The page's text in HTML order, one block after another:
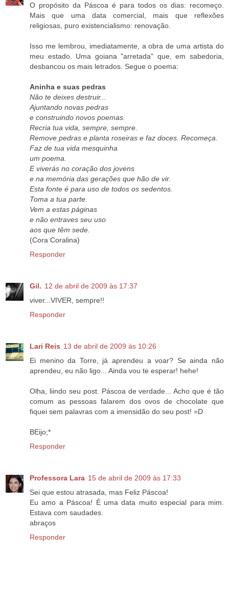
O propósito da Páscoa é para todos os dias: recomeço.
Mais que uma data comercial, mais que reflexões
religiosas, puro existencialismo: renovação.
Isso me lembrou, imediatamente, a obra de uma artista do
meu estado. Uma goiana "arretada" que, em sabedoria,
desbancou os mais letrados. Segue o poema:
Aninha e suas pedras
Não te deixes destruir...
Ajuntando novas pedras
e construindo novos poemas.
Recria tua vida, sempre, sempre.
Remove pedras e planta roseiras e faz doces. Recomeça.
Faz de tua vida mesquinha
um poema.
E viverás no coração dos jovens
e na memória das gerações que hão de vir.
Esta fonte é para uso de todos os sedentos.
Toma a tua parte.
Vem a estas páginas
e não entraves seu uso
aos que têm sede.
(Cora Coralina)
Responder
Gil. 12 de abril de 2009 às 17:37
viver...VIVER, sempre!!
Responder
Lari Reis 13 de abril de 2009 às 10:26
Ei menino da Torre, já aprendeu a voar? Se ainda não
aprendeu, eu não ligo... Ainda vou te esperar! hehe!
Olha, liindo seu post. Páscoa de verdade... Acho que é tão
comum as pessoas falarem dos ovos de chocolate que
fiquei sem palavras com a imensidão do seu post! =D
BEijo;*
Responder
Professora Lara 15 de abril de 2009 às 17:33
Sei que estou atrasada, mas Feliz Páscoa!
Eu amo a Páscoa! É uma data muito especial para mim.
Estava com saudades.
abraços
Responder